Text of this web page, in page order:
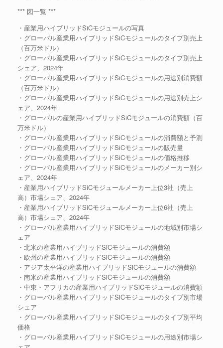
*** 図一覧 ***
・産業用ハイブリッドSiCモジュールの写真
・グローバル産業用ハイブリッドSiCモジュールのタイプ別売上
（百万米ドル）
・グローバル産業用ハイブリッドSiCモジュールのタイプ別売上
シェア、2024年
・グローバル産業用ハイブリッドSiCモジュールの用途別消費額
（百万米ドル）
・グローバル産業用ハイブリッドSiCモジュールの用途別売上シ
ェア、2024年
・グローバルの産業用ハイブリッドSiCモジュールの消費額（百
万米ドル）
・グローバル産業用ハイブリッドSiCモジュールの消費額と予測
・グローバル産業用ハイブリッドSiCモジュールの販売量
・グローバル産業用ハイブリッドSiCモジュールの価格推移
・グローバル産業用ハイブリッドSiCモジュールのメーカー別シ
ェア、2024年
・産業用ハイブリッドSiCモジュールメーカー上位3社（売上
高）市場シェア、2024年
・産業用ハイブリッドSiCモジュールメーカー上位6社（売上
高）市場シェア、2024年
・グローバル産業用ハイブリッドSiCモジュールの地域別市場シ
ェア
・北米の産業用ハイブリッドSiCモジュールの消費額
・欧州の産業用ハイブリッドSiCモジュールの消費額
・アジア太平洋の産業用ハイブリッドSiCモジュールの消費額
・南米の産業用ハイブリッドSiCモジュールの消費額
・中東・アフリカの産業用ハイブリッドSiCモジュールの消費額
・グローバル産業用ハイブリッドSiCモジュールのタイプ別市場
シェア
・グローバル産業用ハイブリッドSiCモジュールのタイプ別平均
価格
・グローバル産業用ハイブリッドSiCモジュールの用途別市場シ